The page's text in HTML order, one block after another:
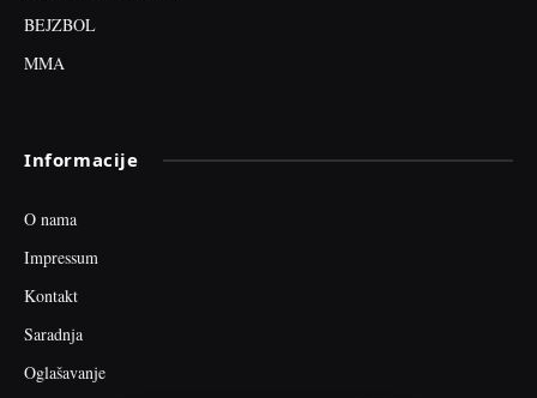
BEJZBOL
MMA
Informacije
O nama
Impressum
Kontakt
Saradnja
Oglašavanje